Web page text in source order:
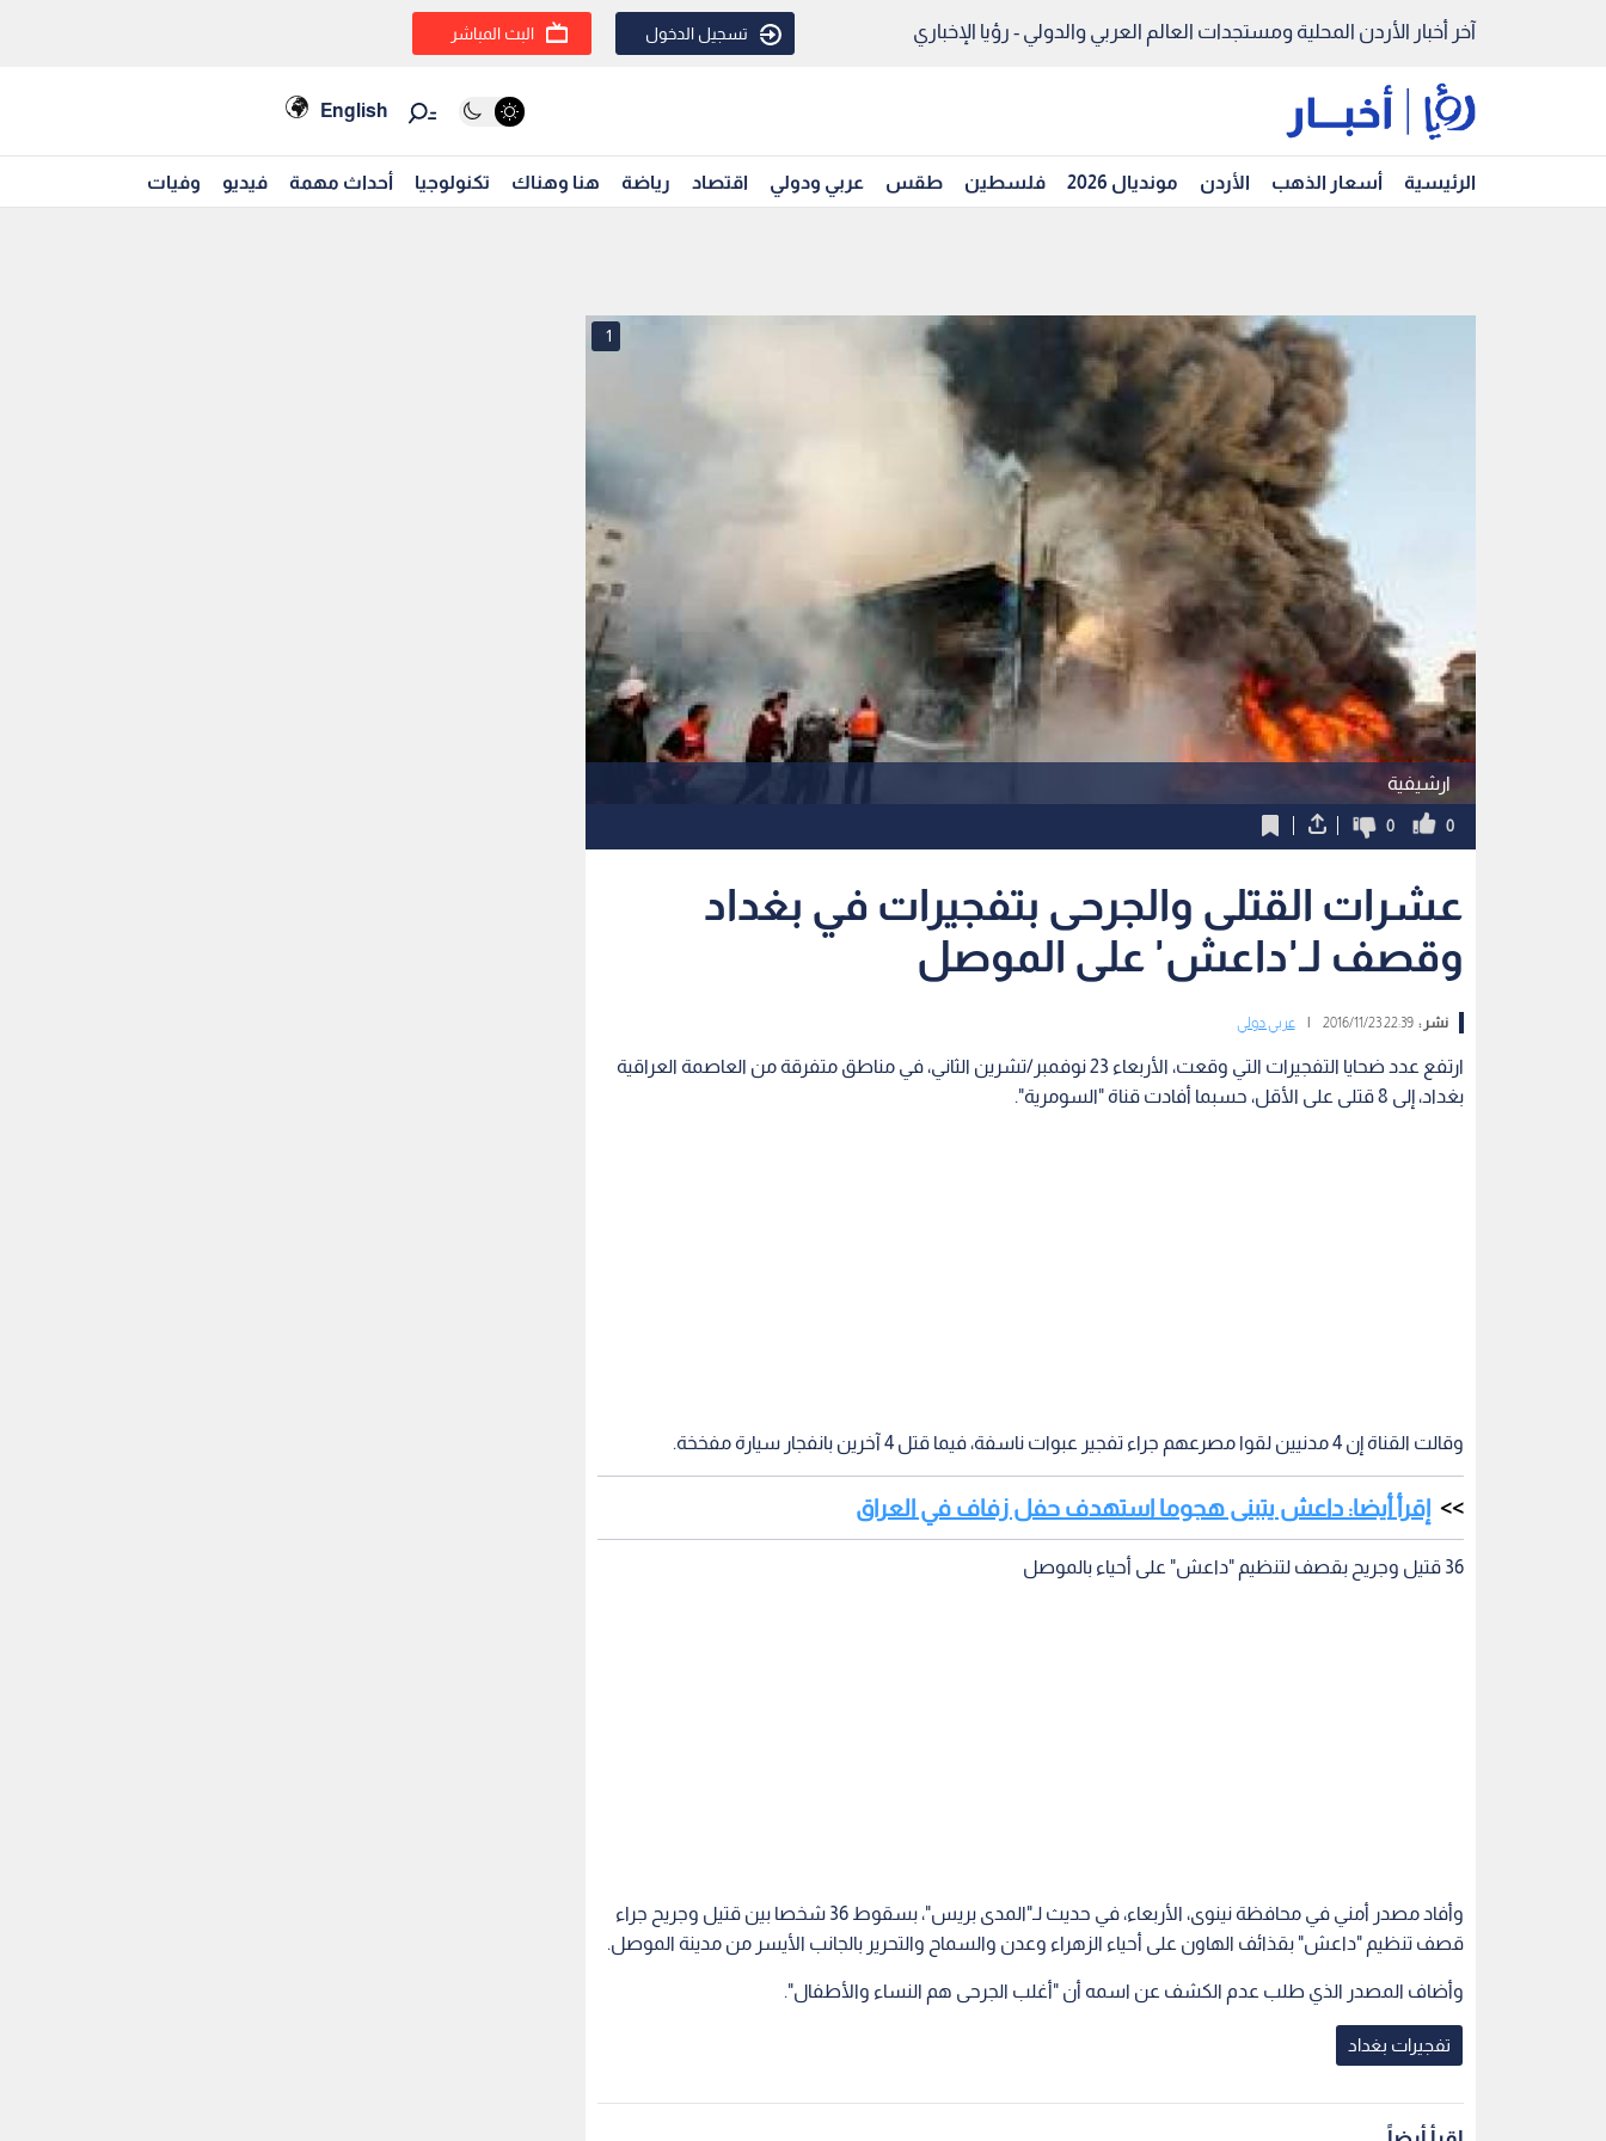
آخر أخبار الأردن المحلية ومستجدات العالم العربي والدولي - رؤيا الإخباري تسجيل الدخول البث المباشر
English
الرئيسية أسعار الذهب الأردن مونديال 2026 فلسطين طقس عربي ودولي اقتصاد رياضة هنا وهناك تكنولوجيا أحداث مهمة فيديو وفيات
ارشيفية
1
0
0
عشرات القتلى والجرحى بتفجيرات في بغداد
وقصف لـ'داعش' على الموصل
نشر :22:39 2016/11/23 عربي دولي
ارتفع عدد ضحايا التفجيرات التي وقعت، الأربعاء 23 نوفمبر/تشرين الثاني، في مناطق متفرقة من العاصمة العراقية
بغداد، إلى 8 قتلى على الأقل، حسبما أفادت قناة "السومرية".
وقالت القناة إن 4 مدنيين لقوا مصرعهم جراء تفجير عبوات ناسفة، فيما قتل 4 آخرين بانفجار سيارة مفخخة.
إقرأ أيضا: داعش يتبنى هجوما استهدف حفل زفاف في العراق
36 قتيل وجريح بقصف لتنظيم "داعش" على أحياء بالموصل
وأفاد مصدر أمني في محافظة نينوى، الأربعاء، في حديث لـ"المدى بريس"، بسقوط 36 شخصا بين قتيل وجريح جراء
قصف تنظيم "داعش" بقذائف الهاون على أحياء الزهراء وعدن والسماح والتحرير بالجانب الأيسر من مدينة الموصل.
وأضاف المصدر الذي طلب عدم الكشف عن اسمه أن "أغلب الجرحى هم النساء والأطفال".
تفجيرات بغداد